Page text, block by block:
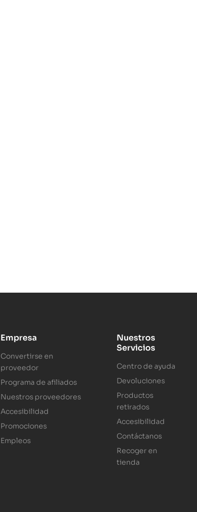
Empresa
Convertirse en
proveedor
Programa de afiliados
Nuestros proveedores
Accesibilidad
Promociones
Empleos
Nuestros
Servicios
Centro de ayuda
Devoluciones
Productos
retirados
Accesibilidad
Contáctanos
Recoger en
tienda